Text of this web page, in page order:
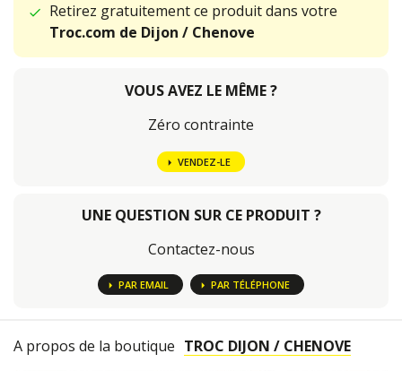
Retirez gratuitement ce produit dans votre
Troc.com de Dijon / Chenove
VOUS AVEZ LE MÊME ?
Zéro contrainte
VENDEZ-LE
UNE QUESTION SUR CE PRODUIT ?
Contactez-nous
PAR EMAIL PAR TÉLÉPHONE
A propos de la boutique TROC DIJON / CHENOVE